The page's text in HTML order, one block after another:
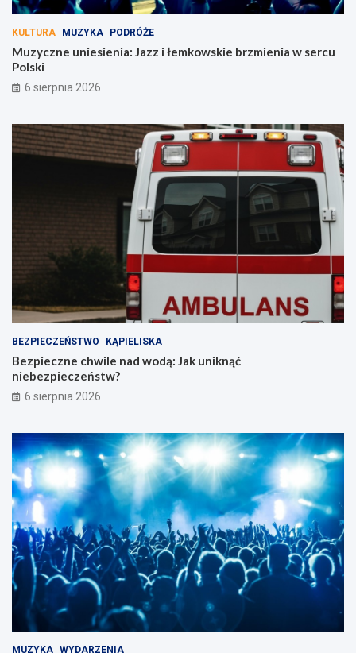
KULTURA MUZYKA PODRÓŻE
Muzyczne uniesienia: Jazz i łemkowskie brzmienia w sercu
Polski
6 sierpnia 2026
BEZPIECZEŃSTWO KĄPIELISKA
Bezpieczne chwile nad wodą: Jak uniknąć
niebezpieczeństw?
6 sierpnia 2026
MUZYKA WYDARZENIA